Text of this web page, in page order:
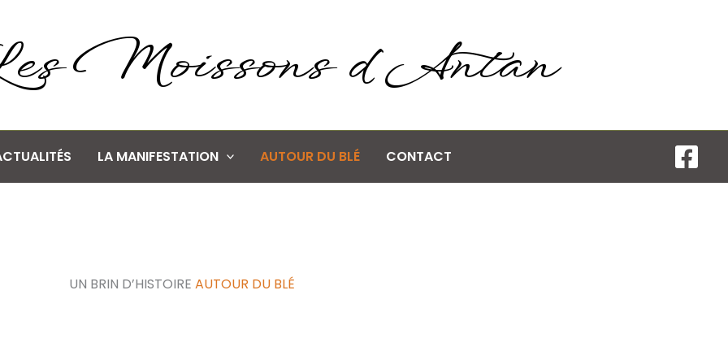
Moissons d Antan
LA MANIFESTATION AUTOUR DU BLÉ CONTACT
UN BRIN D’HISTOIRE AUTOUR DU BLÉ